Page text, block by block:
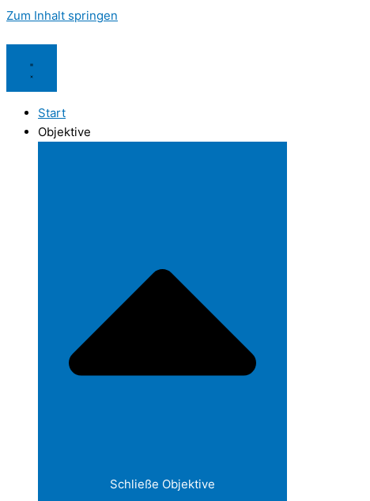
Zum Inhalt springen
Start
Objektive
Schließe Objektive